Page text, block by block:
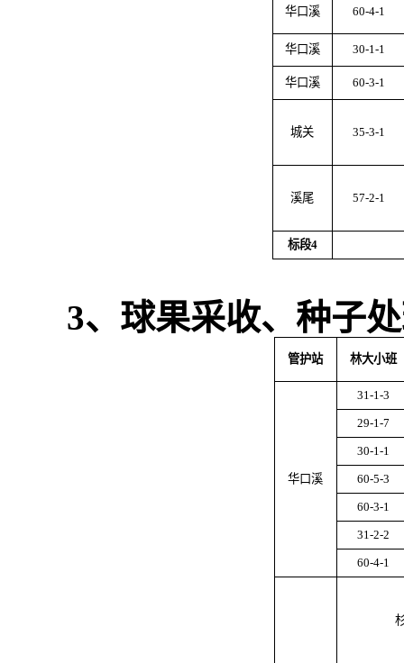
华口溪 60-4-1
华口溪 30-1-1
华口溪 60-3-1
城关 35-3-1
溪尾 57-2-1
标段4
3、球果采收、种子
管护站 林大小班
华口溪
31-1-3
29-1-7
30-1-1
60-5-3
60-3-1
31-2-2
60-4-1